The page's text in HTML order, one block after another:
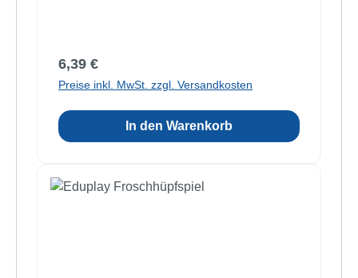
Regulärer Preis:
6,39 €
Preise inkl. MwSt. zzgl. Versandkosten
In den Warenkorb